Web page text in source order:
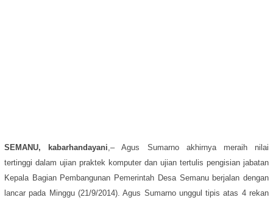
SEMANU, kabarhandayani,– Agus Sumarno akhirnya meraih nilai
tertinggi dalam ujian praktek komputer dan ujian tertulis pengisian jabatan
Kepala Bagian Pembangunan Pemerintah Desa Semanu berjalan dengan
lancar pada Minggu (21/9/2014). Agus Sumarno unggul tipis atas 4 rekan